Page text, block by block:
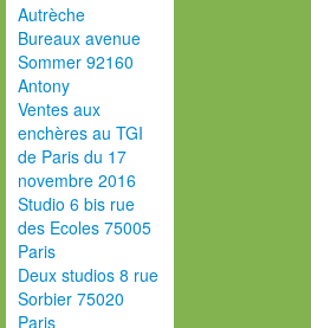
Autrèche
Bureaux avenue
Sommer 92160
Antony
Ventes aux
enchères au TGI
de Paris du 17
novembre 2016
Studio 6 bis rue
des Ecoles 75005
Paris
Deux studios 8 rue
Sorbier 75020
Paris